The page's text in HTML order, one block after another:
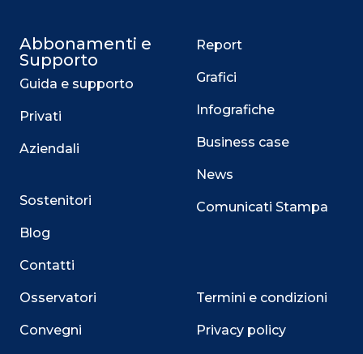
Abbonamenti e
Supporto
Guida e supporto
Privati
Aziendali
Sostenitori
Blog
Contatti
Osservatori
Convegni
Report
Grafici
Infografiche
Business case
News
Comunicati Stampa
Termini e condizioni
Privacy policy